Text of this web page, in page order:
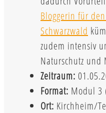
Bloggerin für
Schwarzwald
zudem intensiv
Naturschutz und
Zeitraum:
Format: Modul 3
Ort: Kirchheim/